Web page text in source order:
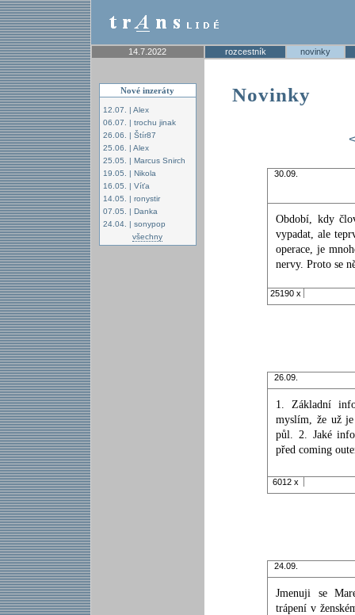
14.7.2022 rozcestník novinky
Nové inzeráty
12.07. | Alex
06.07. | trochu jinak
26.06. | Štír87
25.06. | Alex
25.05. | Marcus Snirch
19.05. | Nikola
16.05. | Víťa
14.05. | ronystir
07.05. | Danka
24.04. | sonypop
všechny
Novinky
30.09.
Období, kdy
vypadat, ale
operace, je
nervy. Proto se
25190 x
26.09.
1. Základní
myslím, že už
půl. 2. Jaké
před coming
6012 x
24.09.
Jmenuji se
trápení v